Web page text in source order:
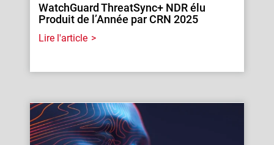
WatchGuard ThreatSync+ NDR élu
Produit de l’Année par CRN 2025
Lire l'article